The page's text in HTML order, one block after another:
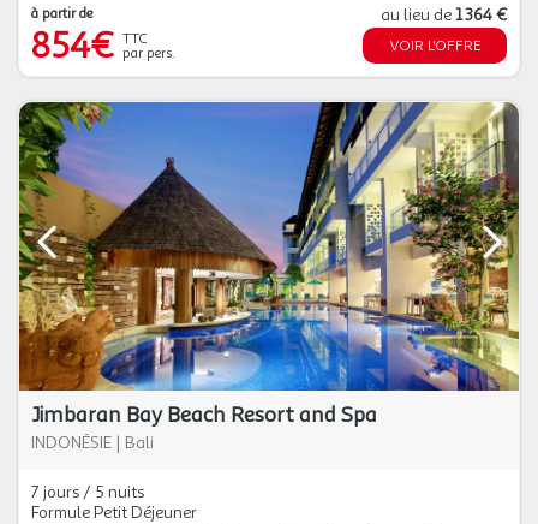
à partir de
854€ TTC
par pers.
au lieu de1 364 €
VOIR L'OFFRE
Jimbaran Bay Beach Resort and Spa
INDONÉSIE | Bali
7 jours / 5 nuits
Formule Petit Déjeuner